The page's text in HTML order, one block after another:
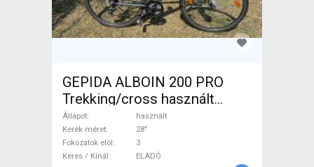
GEPIDA ALBOIN 200 PRO
Trekking/cross használt
ELADÓ
Állapot
használt
Kerék méret
28"
Fokozatok elöl
3
Keres / Kínál
ELADÓ